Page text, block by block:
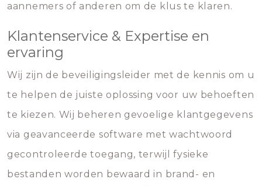
aannemers of anderen om de klus te klaren.
Klantenservice & Expertise en
ervaring
Wij zijn de beveiligingsleider met de kennis om u
te helpen de juiste oplossing voor uw behoeften
te kiezen. Wij beheren gevoelige klantgegevens
via geavanceerde software met wachtwoord
gecontroleerde toegang, terwijl fysieke
bestanden worden bewaard in brand- en